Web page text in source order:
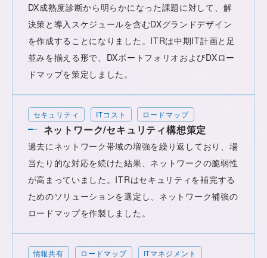
DX成熟度診断から明らかになった課題に対して、解
決策と導入スケジュールを含むDXグランドデザイン
を作成することになりました。ITRは中期IT計画と足
並みを揃える形で、DXボートフォリオおよびDXロー
ドマップを策定しました。
セキュリティ ITコスト ロードマップ
ネットワーク/セキュリティ構想策定
過去にネットワーク帯域の増強を繰り返しており、場
当たり的な対応を続けた結果、ネットワークの脆弱性
が高まっていました。ITRはセキュリティを補完する
ためのソリューションを選定し、ネットワーク補強の
ロードマップを作製しました。
情報共有 ロードマップ ITマネジメント